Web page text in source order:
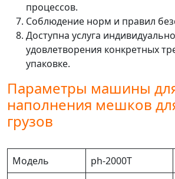
процессов.
Соблюдение норм и правил
Доступна услуга
удовлетворения конкретных
упаковке.
Параметры машины
наполнения мешков
грузов
Модель ph-2000T